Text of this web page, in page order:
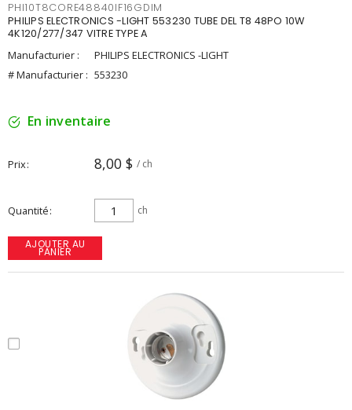
PHI10T8CORE48840IF16GDIM
PHILIPS ELECTRONICS -LIGHT 553230 TUBE DEL T8 48PO 10W
4K120/277/347 VITRE TYPE A
Manufacturier :
PHILIPS ELECTRONICS -LIGHT
# Manufacturier : 553230
En inventaire
Prix 8,00 $ / ch
Quantité ch
AJOUTER AU
PANIER